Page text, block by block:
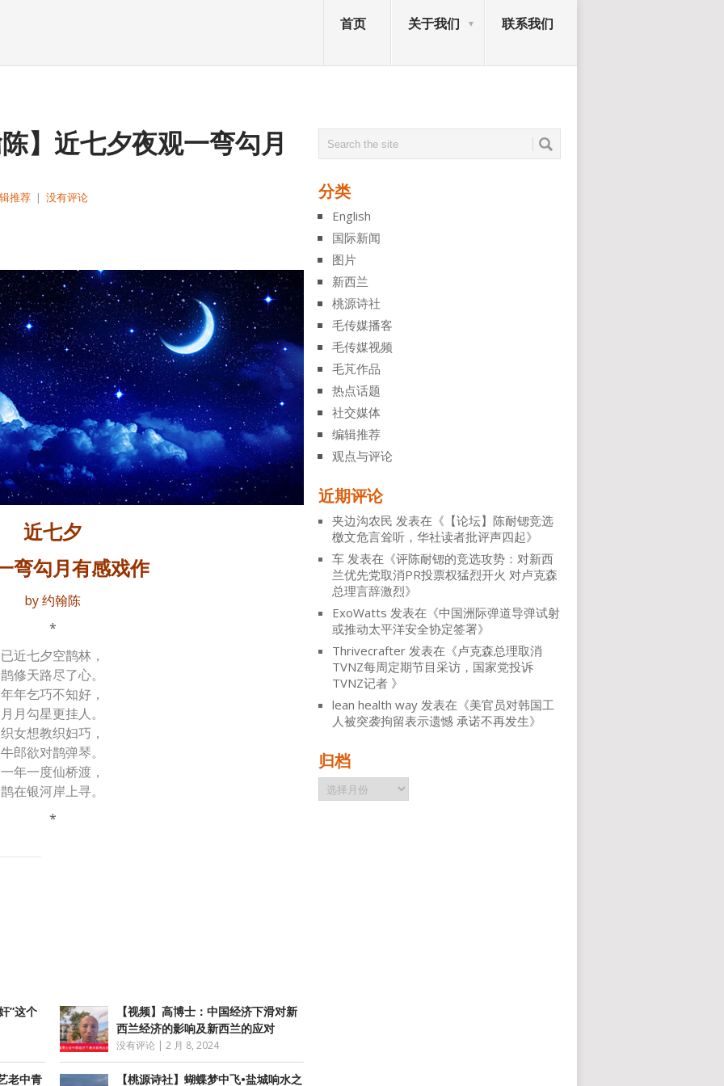
首页 关于我们 联系我们
】近七夕夜观一弯勾月
推荐 | 没有评论
近七夕
弯勾月有感戏作
by 约翰陈
*
已近七夕空鹊林，
鹊修天路尽了心。
年年乞巧不知好，
月月勾星更挂人。
织女想教织妇巧，
牛郎欲对鹊弹琴。
一年一度仙桥渡，
鹊在银河岸上寻。
*
”这个
【视频】高博士：中国经济下滑对新
西兰经济的影响及新西兰的应对
没有评论 |2 月 8, 2024
老中青 【桃源诗社】蝴蝶梦中飞•盐城响水之
分类
English
国际新闻
图片
新西兰
桃源诗社
毛传媒播客
毛传媒视频
毛芃作品
热点话题
社交媒体
编辑推荐
观点与评论
近期评论
夹边沟农民 发表在《 【论坛】陈耐锶竞选
檄文危言耸听，华社读者批评声四起》
车 发表在《评陈耐锶的竞选攻势：对新西
兰优先党取消PR投票权猛烈开火 对卢克森
总理言辞激烈》
ExoWatts 发表在《中国洲际弹道导弹试射
或推动太平洋安全协定签署》
Thrivecrafter 发表在《卢克森总理取消
TVNZ每周定期节目采访，国家党投诉
TVNZ记者 》
lean health way 发表在《美官员对韩国工
人被突袭拘留表示遗憾 承诺不再发生》
归档
归
档